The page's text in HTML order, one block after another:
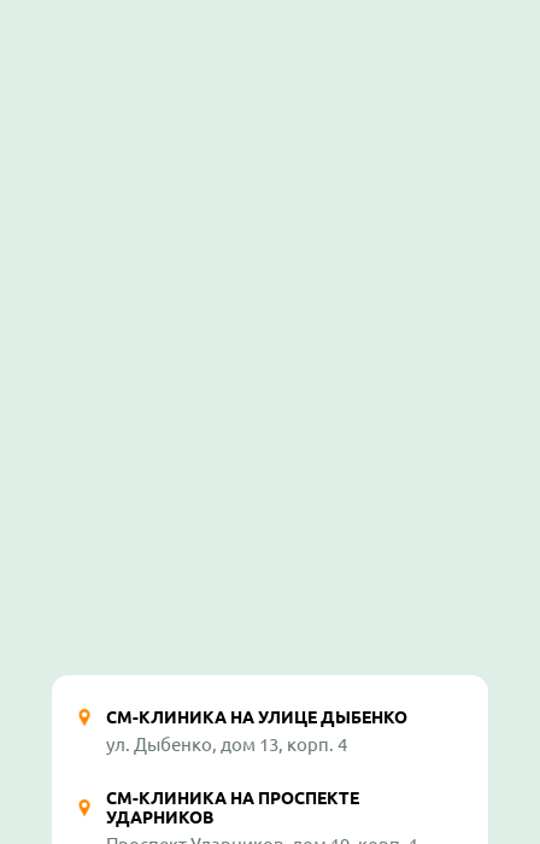
СМ-КЛИНИКА НА УЛИЦЕ ДЫБЕНКО
ул. Дыбенко, дом 13, корп. 4
СМ-КЛИНИКА НА ПРОСПЕКТЕ
УДАРНИКОВ